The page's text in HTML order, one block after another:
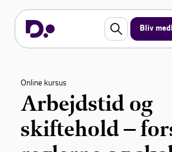
Bliv
Online kursus
Arbejdstid og
skiftehold –